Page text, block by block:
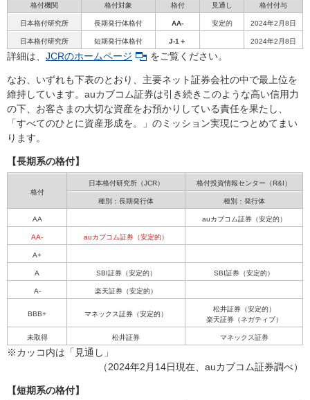
格付機関 格付対象 格付 見通し 格付付与
日本格付研究所 長期発行体格付 AA- 安定的 2024年2月8日
日本格付研究所 短期発行体格付 J-1＋ 2024年2月8日
詳細は、 JCRのホームページ をご覧ください。
なお、いずれも下表のとおり、主要ネット証券会社の中で最上位を
維持しています。auカブコム証券は引き続きこのような高い信用力
の下、お客さまの大切な資産をお預かりしている責任を果たし、
「すべてのひとに資産形成を。」のミッション実現につとめてまい
ります。
【長期系の格付】
格付
日本格付研究所（JCR） 格付投資情報センター（R&I）
種別：長期発行体 種別：発行体
AA auカブコム証券（安定的）
AA- auカブコム証券（安定的）
A+
A SBI証券（安定的） SBI証券（安定的）
A- 楽天証券（安定的）
BBB+ マネックス証券（安定的）
松井証券（安定的）
楽天証券（ネガティブ）
未取得 松井証券 マネックス証券
※カッコ内は「見通し」
（2024年2月14日現在、auカブコム証券調べ）
【短期系の格付】